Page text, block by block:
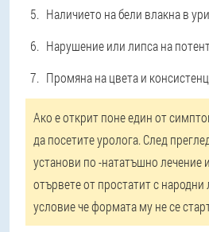
Наличието на бели влакна в
Нарушение или липса на
Промяна на цвета и
Ако е открит поне един от
да посетите уролога. След
установи по -нататъшно лечение
отървете от простатит с народни
условие че формата му не се